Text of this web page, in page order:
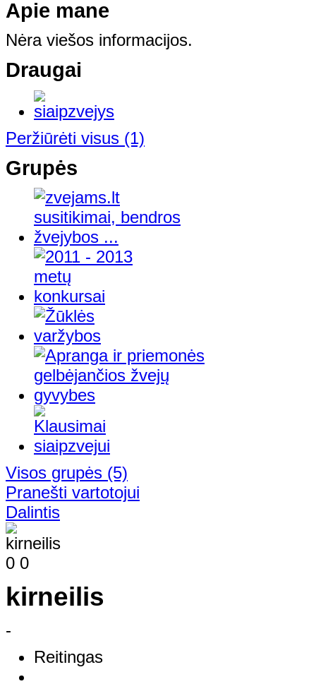
Apie mane
Nėra viešos informacijos.
Draugai
Peržiūrėti visus (1)
Grupės
Visos grupės (5)
Pranešti vartotojui
Dalintis
0 0
kirneilis
-
Reitingas